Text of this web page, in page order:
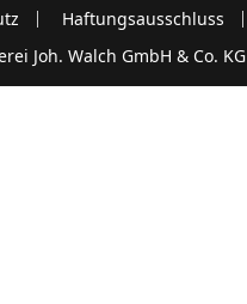
Haftungsausschluss
Joh. Walch GmbH & Co. KG